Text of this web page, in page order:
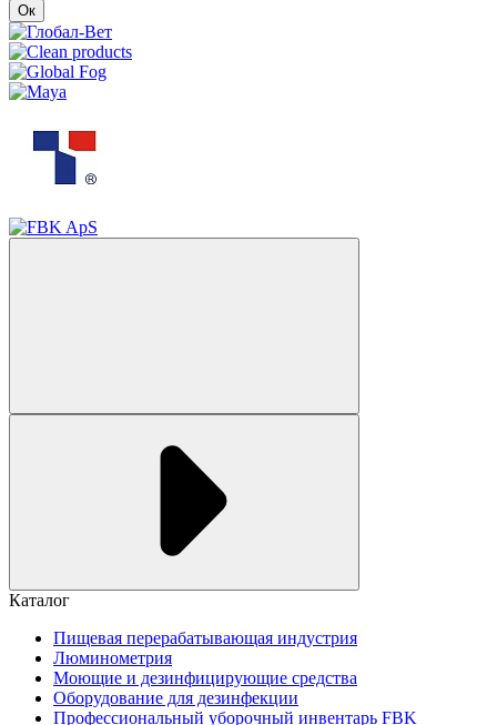
Ок
Каталог
Пищевая перерабатывающая индустрия
Люминометрия
Моющие и дезинфицирующие средства
Оборудование для дезинфекции
Профессиональный уборочный инвентарь FBK